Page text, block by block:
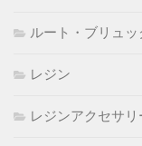
ルート・ブリュッ
レジン
レジンアクセサリ